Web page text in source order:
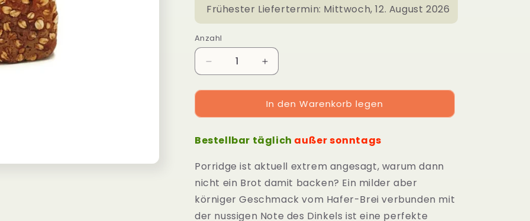
Frühester Liefertermin: Mittwoch, 12. August 2026
Anzahl
Verringere
die
Menge
Dinkel-
Porridge
Erhöhe
die
Menge
für
Dinkel-
Porridge
In den Warenkorb legen
Bestellbar täglich außer sonntags
Porridge ist aktuell extrem angesagt, warum dann
nicht ein Brot damit backen? Ein milder aber
körniger Geschmack vom Hafer-Brei verbunden mit
der nussigen Note des Dinkels ist eine perfekte